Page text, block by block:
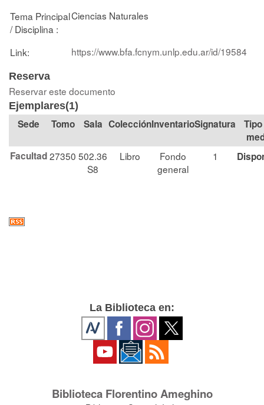
Tema Principal
/ Disciplina :
Ciencias Naturales
Link: https://www.bfa.fcnym.unlp.edu.ar/id/19584
Reserva
Reservar este documento
Ejemplares(1)
Tomo Sala Colección Signatura
Facultad27350 502.36
S8
Libro
Fondo
general
1
La Biblioteca en:
Biblioteca Florentino Ameghino